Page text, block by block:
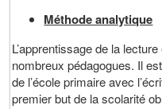
Méthode analytique
L’apprentissage de la
nombreux pédagogues. Il
de l’école primaire avec
premier but de la scolarité